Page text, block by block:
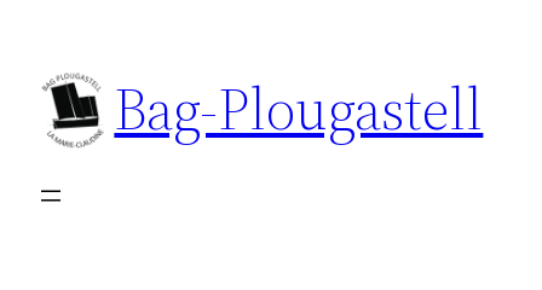
contenu
Bag-Plougastell